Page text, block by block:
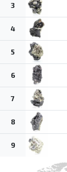
3
4
5
6
7
8
9